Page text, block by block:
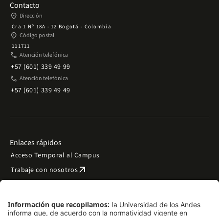
Contacto
place Dirección
Cra 1 Nº 18A - 12 Bogotá - Colombia
place Código postal
111711
phone Atención telefónica
+57 (601) 339 49 99
phone Atención telefónica
+57 (601) 339 49 49
Enlaces rápidos
Acceso Temporal al Campus
Trabaje con nosotrosarrow_outward
Preguntas frecuentes